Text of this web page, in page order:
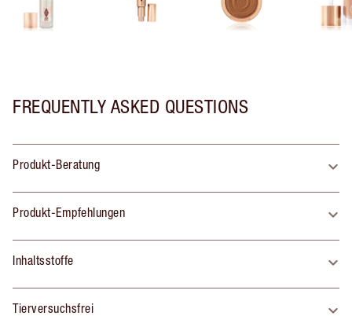
FREQUENTLY ASKED QUESTIONS
Produkt-Beratung
Produkt-Empfehlungen
Inhaltsstoffe
Tierversuchsfrei